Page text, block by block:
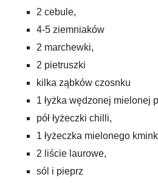
2 cebule,
4-5 ziemniaków
2 marchewki,
2 pietruszki
kilka ząbków czosnku
1 łyżka wędzonej mielonej
pół łyżeczki chilli,
1 łyżeczka mielonego
2 liście laurowe,
sól i pieprz